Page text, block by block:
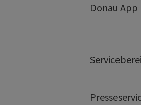
Donau App